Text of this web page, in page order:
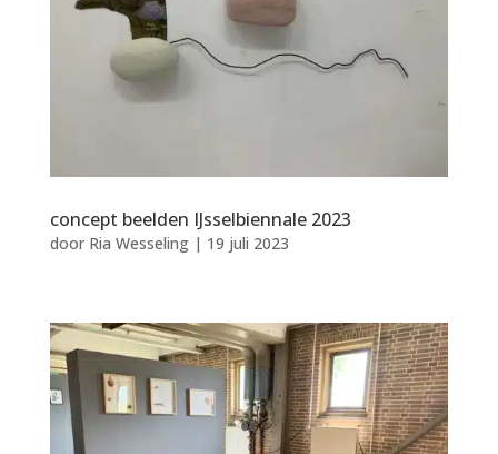
concept beelden IJsselbiennale 2023
door Ria Wesseling| 19 juli 2023